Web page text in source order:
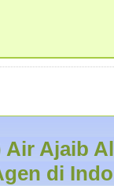
Ajaib
di